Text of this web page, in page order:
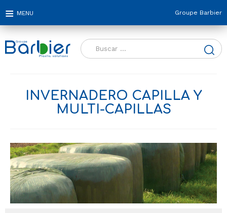
Groupe Barbier
Buscar:
INVERNADERO CAPILLA Y
MULTI-CAPILLAS